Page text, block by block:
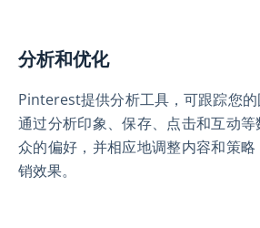
分析和优化
Pinterest提供分析工具，可跟踪您的
通过分析印象、保存、点击和互动
众的偏好，并相应地调整内容和策
销效果。